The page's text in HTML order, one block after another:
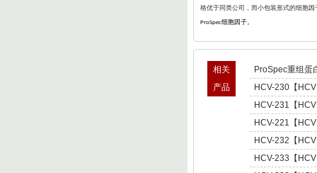
格优于同类公司，而小包装形式的细胞
ProSpec细胞因子。
相关
产品
ProSpec重组蛋
HCV-230【
型肝炎病毒
Hepatitis C
HCV-231【
型肝炎病毒
Hepatitis C
HCV-221【
肝炎病毒NS5,
C Virus NS5
HCV-232【
型肝炎病毒
HCV-233【